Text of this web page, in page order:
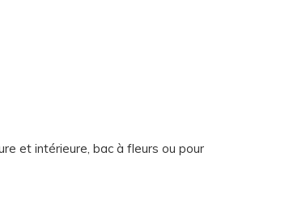
et intérieure, bac à fleurs ou pour